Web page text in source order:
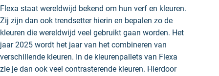
Flexa staat wereldwijd bekend om hun verf en kleuren.
Zij zijn dan ook trendsetter hierin en bepalen zo de
kleuren die wereldwijd veel gebruikt gaan worden. Het
jaar 2025 wordt het jaar van het combineren van
verschillende kleuren. In de kleurenpallets van Flexa
zie je dan ook veel contrasterende kleuren. Hierdoor